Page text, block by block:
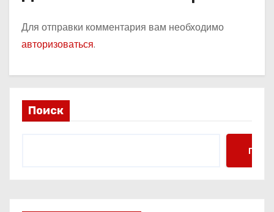
Для отправки комментария вам необходимо
авторизоваться.
Поиск
Поиск